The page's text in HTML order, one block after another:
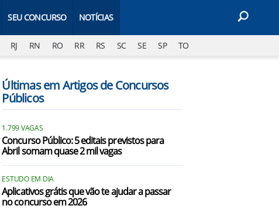
SEU CONCURSO NOTÍCIAS
RJ RN RO RR RS SC SE SP TO
Últimas em Artigos de Concursos
Públicos
1.799 VAGAS
Concurso Público: 5 editais previstos para
Abril somam quase 2 mil vagas
ESTUDO EM DIA
Aplicativos grátis que vão te ajudar a passar
no concurso em 2026